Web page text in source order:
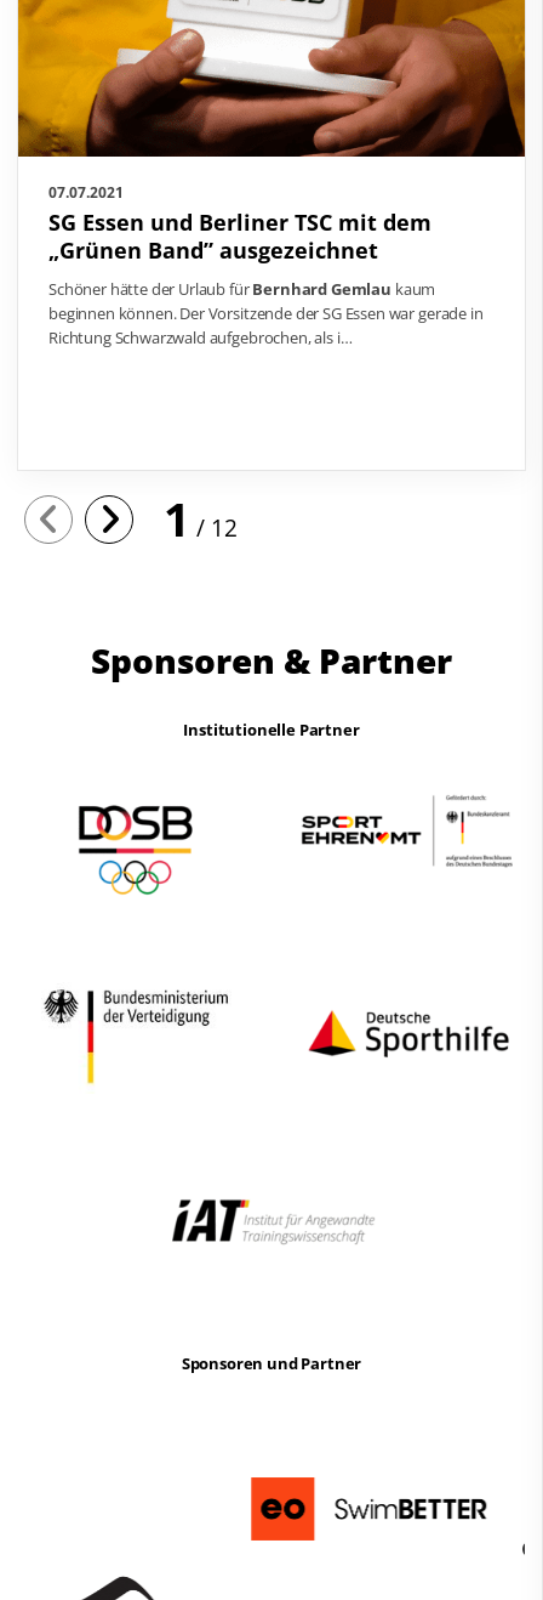
07.07.2021
SG Essen und Berliner TSC mit dem
„Grünen Band” ausgezeichnet
Schöner hätte der Urlaub fürBernhard Gemlau kaum
beginnen können. Der Vorsitzende der SG Essen war gerade in
Richtung Schwarzwald aufgebrochen, als i…
1 12
Sponsoren & Partner
Institutionelle Partner
Sponsoren und Partner